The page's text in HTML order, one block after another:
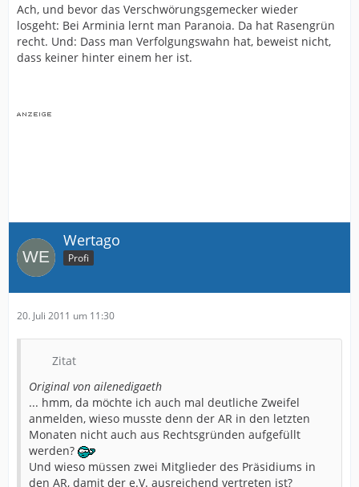
Ach, und bevor das Verschwörungsgemecker wieder
losgeht: Bei Arminia lernt man Paranoia. Da hat Rasengrün
recht. Und: Dass man Verfolgungswahn hat, beweist nicht,
dass keiner hinter einem her ist.
Wertago
Profi
20. Juli 2011 um 11:30
Zitat
Original von ailenedigaeth
... hmm, da möchte ich auch mal deutliche Zweifel
anmelden, wieso musste denn der AR in den letzten
Monaten nicht auch aus Rechtsgründen aufgefüllt
werden?
Und wieso müssen zwei Mitglieder des Präsidiums in
den AR, damit der e.V. ausreichend vertreten ist?